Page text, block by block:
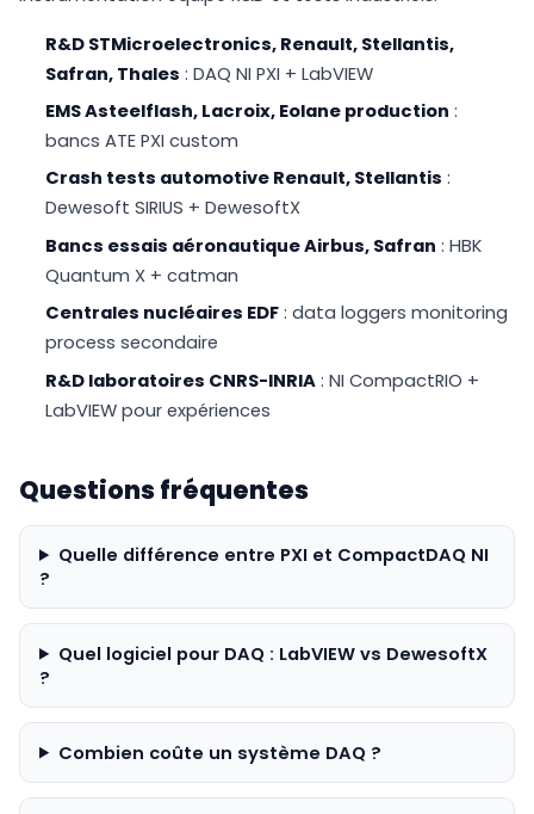
R&D STMicroelectronics, Renault, Stellantis,
Safran, Thales : DAQ NI PXI + LabVIEW
EMS Asteelflash, Lacroix, Eolane production :
bancs ATE PXI custom
Crash tests automotive Renault, Stellantis :
Dewesoft SIRIUS + DewesoftX
Bancs essais aéronautique Airbus, Safran : HBK
Quantum X + catman
Centrales nucléaires EDF : data loggers monitoring
process secondaire
R&D laboratoires CNRS-INRIA : NI CompactRIO +
LabVIEW pour expériences
Questions fréquentes
Quelle différence entre PXI et CompactDAQ NI
?
Quel logiciel pour DAQ : LabVIEW vs DewesoftX
?
Combien coûte un système DAQ ?